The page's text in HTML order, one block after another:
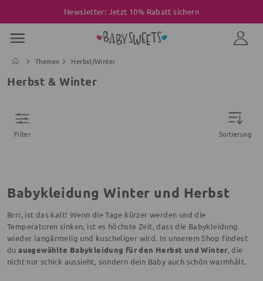
Newsletter: Jetzt 10% Rabatt sichern
Themen Herbst/Winter
Herbst & Winter
Filter Sortierung
Babykleidung Winter und Herbst
Brrr, ist das kalt! Wenn die Tage kürzer werden und die
Temperaturen sinken, ist es höchste Zeit, dass die Babykleidung
wieder langärmelig und kuscheliger wird. In unserem Shop findest
duausgewählte Babykleidung für den Herbst und Winter, die
nicht nur schick aussieht, sondern dein Baby auch schön warmhält.